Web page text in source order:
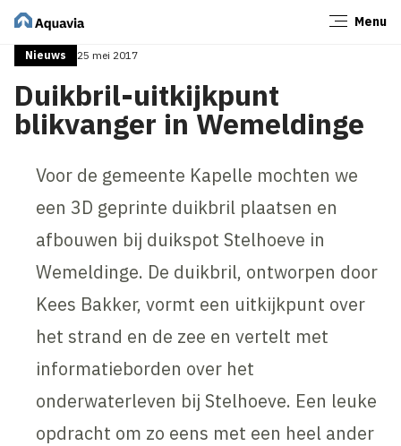
Menu
Nieuws 25 mei 2017
Duikbril-uitkijkpunt
blikvanger in Wemeldinge
Voor de gemeente Kapelle mochten we
een 3D geprinte duikbril plaatsen en
afbouwen bij duikspot Stelhoeve in
Wemeldinge. De duikbril, ontworpen door
Kees Bakker, vormt een uitkijkpunt over
het strand en de zee en vertelt met
informatieborden over het
onderwaterleven bij Stelhoeve. Een leuke
opdracht om zo eens met een heel ander
Sluiten